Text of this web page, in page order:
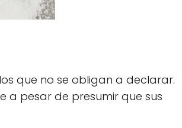
que no se obligan a declarar.
a pesar de presumir que sus